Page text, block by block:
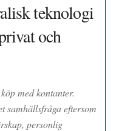
teknologi
och
med kontanter.
samhällsfråga eftersom
personlig